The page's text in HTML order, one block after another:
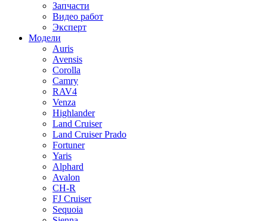
Запчасти
Видео работ
Эксперт
Модели
Auris
Avensis
Corolla
Camry
RAV4
Venza
Highlander
Land Cruiser
Land Cruiser Prado
Fortuner
Yaris
Alphard
Avalon
CH-R
FJ Cruiser
Sequoia